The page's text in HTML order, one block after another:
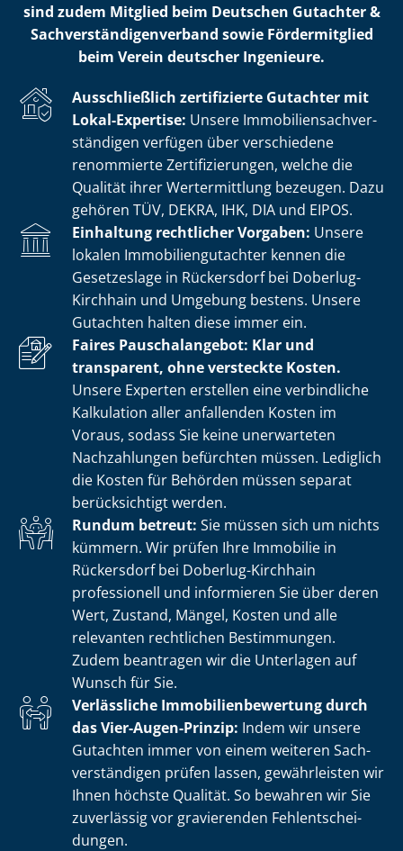
sind zudem Mitglied beim Deutschen Gutachter &
Sach­ver­stän­di­gen­ver­band sowie Fördermitglied
beim Verein deutscher Ingenieure.
Ausschließlich zertifizierte Gutachter mit
Lokal-Expertise: Unsere Im­mo­bi­li­en­sach­ver­
stän­di­gen verfügen über verschiedene
renommierte Zer­ti­fi­zie­run­gen, welche die
Qualität ihrer Wertermittlung bezeugen. Dazu
gehören TÜV, DEKRA, IHK, DIA und EIPOS.
Einhaltung rechtlicher Vorgaben: Unsere
lokalen Im­mo­bi­li­en­gut­ach­ter kennen die
Gesetzeslage in Rückersdorf bei Doberlug-
Kirchhain und Umgebung bestens. Unsere
Gutachten halten diese immer ein.
Faires Pauschalangebot: Klar und
transparent, ohne versteckte Kosten.
Unsere Experten erstellen eine verbindliche
Kalkulation aller anfallenden Kosten im
Voraus, sodass Sie keine unerwarteten
Nachzahlungen befürchten müssen. Lediglich
die Kosten für Behörden müssen separat
berücksichtigt werden.
Rundum betreut: Sie müssen sich um nichts
kümmern. Wir prüfen Ihre Immobilie in
Rückersdorf bei Doberlug-Kirchhain
professionell und informieren Sie über deren
Wert, Zustand, Mängel, Kosten und alle
relevanten rechtlichen Bestimmungen.
Zudem beantragen wir die Unterlagen auf
Wunsch für Sie.
Verlässliche Im­mo­bi­li­en­be­wer­tung durch
das Vier-Augen-Prinzip: Indem wir unsere
Gutachten immer von einem weiteren Sach­
ver­stän­di­gen prüfen lassen, gewährleisten wir
Ihnen höchste Qualität. So bewahren wir Sie
zuverlässig vor gravierenden Fehl­ent­schei­
dun­gen.